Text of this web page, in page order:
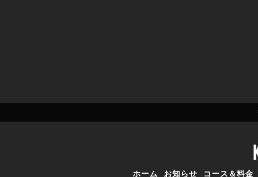
ホーム お知らせ コース＆料金